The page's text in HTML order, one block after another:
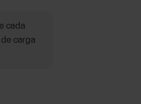
cada
carga